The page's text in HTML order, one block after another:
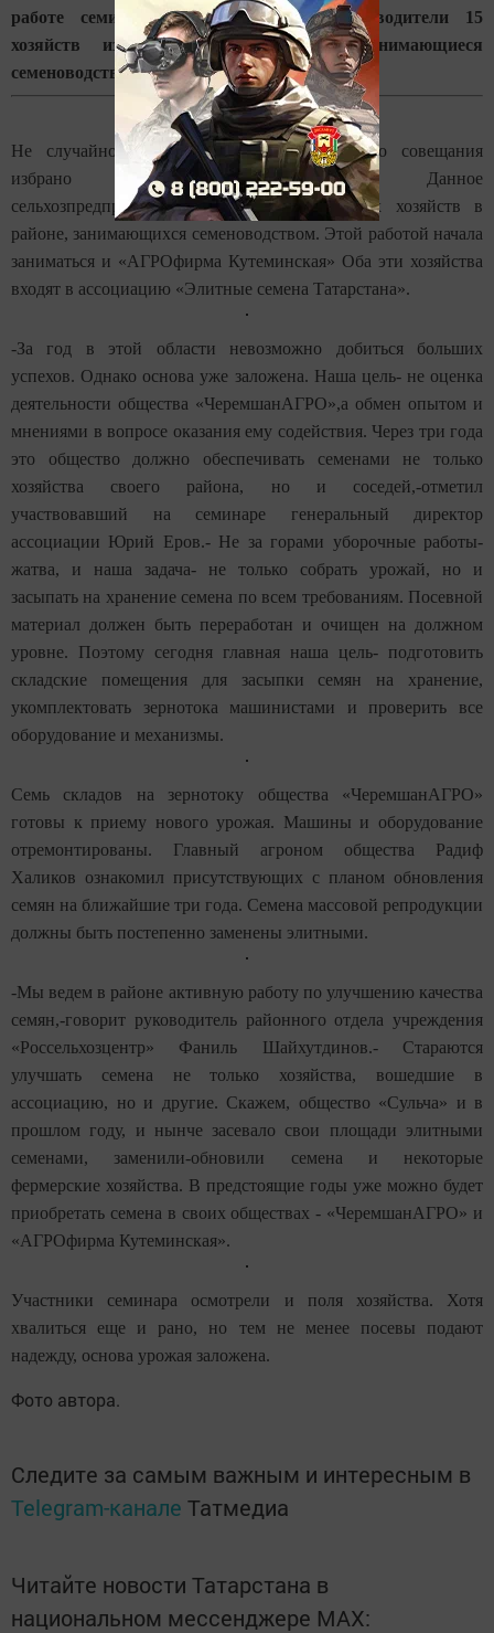
работе семинара приняли участие руководители 15
хозяйств из близлежащих районов, занимающиеся
семеноводством.
Не случайно местом проведения зонального совещания
избрано общество «ЧеремшанАГРО». Данное
сельхозпредприятие является одним из двух хозяйств в
районе, занимающихся семеноводством. Этой работой начала
заниматься и «АГРОфирма Кутеминская» Оба эти хозяйства
входят в ассоциацию «Элитные семена Татарстана».
-За год в этой области невозможно добиться больших
успехов. Однако основа уже заложена. Наша цель- не оценка
деятельности общества «ЧеремшанАГРО»,а обмен опытом и
мнениями в вопросе оказания ему содействия. Через три года
это общество должно обеспечивать семенами не только
хозяйства своего района, но и соседей,-отметил
участвовавший на семинаре генеральный директор
ассоциации Юрий Еров.- Не за горами уборочные работы-
жатва, и наша задача- не только собрать урожай, но и
засыпать на хранение семена по всем требованиям. Посевной
материал должен быть переработан и очищен на должном
уровне. Поэтому сегодня главная наша цель- подготовить
складские помещения для засыпки семян на хранение,
укомплектовать зернотока машинистами и проверить все
оборудование и механизмы.
Семь складов на зернотоку общества «ЧеремшанАГРО»
готовы к приему нового урожая. Машины и оборудование
отремонтированы. Главный агроном общества Радиф
Халиков ознакомил присутствующих с планом обновления
семян на ближайшие три года. Семена массовой репродукции
должны быть постепенно заменены элитными.
-Мы ведем в районе активную работу по улучшению качества
семян,-говорит руководитель районного отдела учреждения
«Россельхозцентр» Фаниль Шайхутдинов.- Стараются
улучшать семена не только хозяйства, вошедшие в
ассоциацию, но и другие. Скажем, общество «Сульча» и в
прошлом году, и нынче засевало свои площади элитными
семенами, заменили-обновили семена и некоторые
фермерские хозяйства. В предстоящие годы уже можно будет
приобретать семена в своих обществах - «ЧеремшанАГРО» и
«АГРОфирма Кутеминская».
Участники семинара осмотрели и поля хозяйства. Хотя
хвалиться еще и рано, но тем не менее посевы подают
надежду, основа урожая заложена.
Фото автора.
Следите за самым важным и интересным в
Telegram-канале Татмедиа
Читайте новости Татарстана в
национальном мессенджере MАХ: